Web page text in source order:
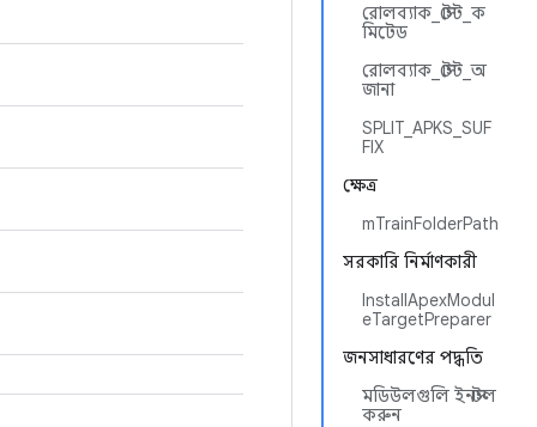
রোলব্যাক_স্টেট_ক
মিটেড
রোলব্যাক_স্টেট_অ
জানা
SPLIT_APKS_SUF
FIX
ক্ষেত্র
mTrainFolderPath
সরকারি নির্মাণকারী
InstallApexModul
eTargetPreparer
জনসাধারণের পদ্ধতি
মডিউলগুলি ইনস্টল
করুন